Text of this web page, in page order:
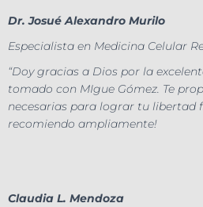
Dr. Josué Alexandro Murilo
Especialista en Medicina Celular
“Doy gracias a Dios por la
tomado con MIgue Gómez. Te
necesarias para lograr tu libertad
recomiendo ampliamente!
Claudia L. Mendoza